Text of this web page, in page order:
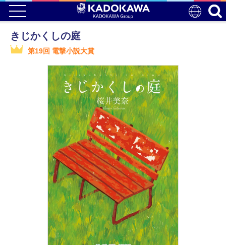
きじかくしの庭
第19回 電撃小説大賞